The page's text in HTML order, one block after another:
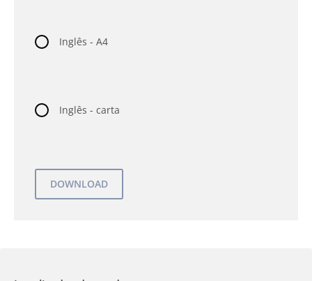
Inglês - A4
Inglês - carta